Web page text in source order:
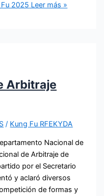
2025 Leer más »
Arbitraje
/ Kung Fu RFEKYDA
Nacional de
de Arbitraje de
por el Secretario
y aclaró diversos
de formas y